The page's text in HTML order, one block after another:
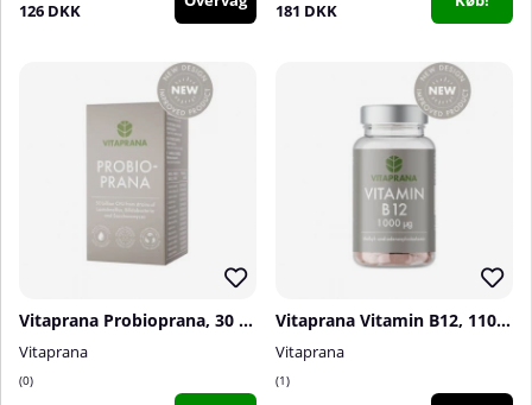
126 DKK 181 DKK
Vitaprana Probioprana, 30 caps
Vitaprana
0
Vitaprana Vitamin B12, 110 caps
Vitaprana
1